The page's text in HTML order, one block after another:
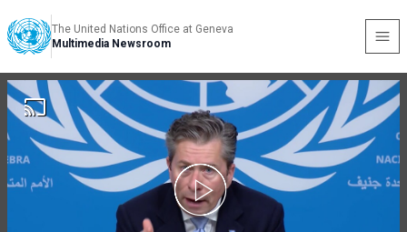
The United Nations Office at Geneva
Multimedia Newsroom